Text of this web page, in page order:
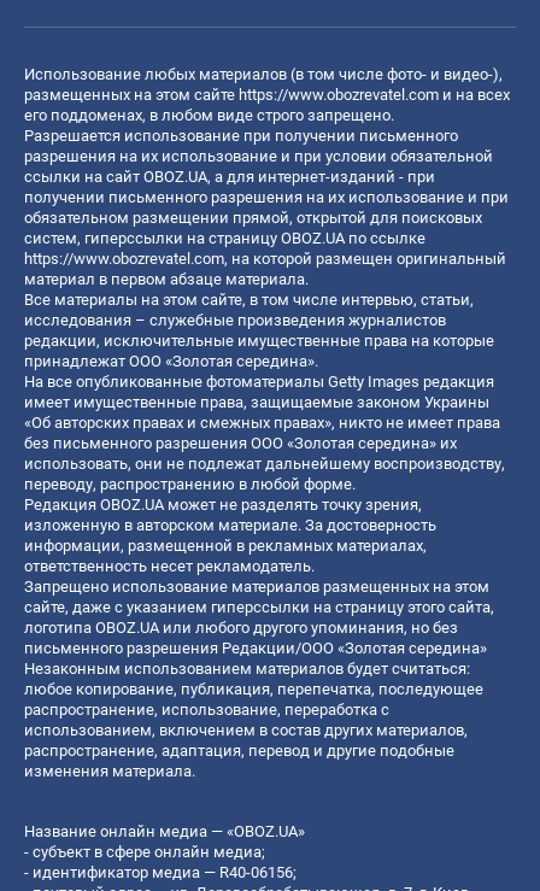
Использование любых материалов (в том числе фото- и видео-),
размещенных на этом сайте https://www.obozrevatel.com и на всех
его поддоменах, в любом виде строго запрещено.
Разрешается использование при получении письменного
разрешения на их использование и при условии обязательной
ссылки на сайт OBOZ.UA, а для интернет-изданий - при
получении письменного разрешения на их использование и при
обязательном размещении прямой, открытой для поисковых
систем, гиперссылки на страницу OBOZ.UA по ссылке
https://www.obozrevatel.com, на которой размещен оригинальный
материал в первом абзаце материала.
Все материалы на этом сайте, в том числе интервью, статьи,
исследования – служебные произведения журналистов
редакции, исключительные имущественные права на которые
принадлежат ООО «Золотая середина».
На все опубликованные фотоматериалы Getty Images редакция
имеет имущественные права, защищаемые законом Украины
«Об авторских правах и смежных правах», никто не имеет права
без письменного разрешения ООО «Золотая середина» их
использовать, они не подлежат дальнейшему воспроизводству,
переводу, распространению в любой форме.
Редакция OBOZ.UA может не разделять точку зрения,
изложенную в авторском материале. За достоверность
информации, размещенной в рекламных материалах,
ответственность несет рекламодатель.
Запрещено использование материалов размещенных на этом
сайте, даже с указанием гиперссылки на страницу этого сайта,
логотипа OBOZ.UA или любого другого упоминания, но без
письменного разрешения Редакции/ООО «Золотая середина»
Незаконным использованием материалов будет считаться:
любое копирование, публикация, перепечатка, последующее
распространение, использование, переработка с
использованием, включением в состав других материалов,
распространение, адаптация, перевод и другие подобные
изменения материала.
Название онлайн медиа — «OBOZ.UA»
- субъект в сфере онлайн медиа;
- идентификатор медиа — R40-06156;